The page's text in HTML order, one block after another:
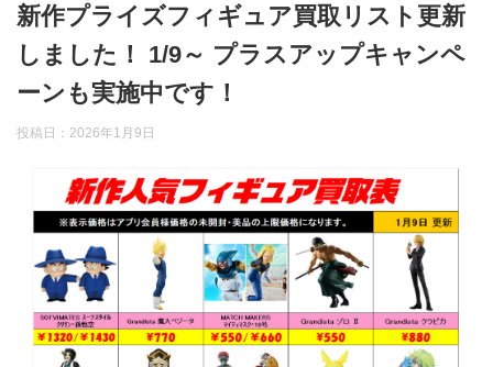
新作プライズフィギュア買取リスト更新
しました！ 1/9～ プラスアップキャンペ
ーンも実施中です！
投稿日： 2026年1月9日